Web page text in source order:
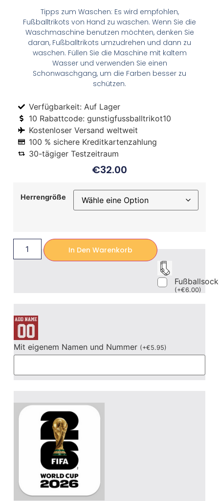
Tipps zum Waschen: Es wird empfohlen,
Fußballtrikots von Hand zu waschen. Wenn Sie die
Waschmaschine benutzen möchten, denken Sie
daran, Fußballtrikots umzudrehen und dann zu
waschen. Füllen Sie die Maschine mit kaltem
Wasser und verwenden Sie einen
Schonwaschgang, um die Farben besser zu
schützen.
Verfügbarkeit: Auf Lager
10 Rabattcode: gunstigfussballtrikot10
Kostenloser Versand weltweit
100 % sichere Kreditkartenzahlung
30-tägiger Testzeitraum
€32.00
Herrengröße
In Den Warenkorb
(+€6.00)
Mit eigenem Namen und Nummer (+€5.95)